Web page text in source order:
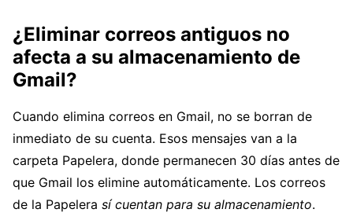
¿Eliminar correos antiguos no
afecta a su almacenamiento de
Gmail?
Cuando elimina correos en Gmail, no se borran de
inmediato de su cuenta. Esos mensajes van a la
carpeta Papelera, donde permanecen 30 días antes de
que Gmail los elimine automáticamente. Los correos
de la Papelera sí cuentan para su almacenamiento.